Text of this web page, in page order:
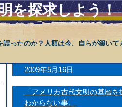
を探求しよう！
ったのか？人類は今、自らが築いて
2009年5月16日
「アメリカ古代文明の基層
わからない事。